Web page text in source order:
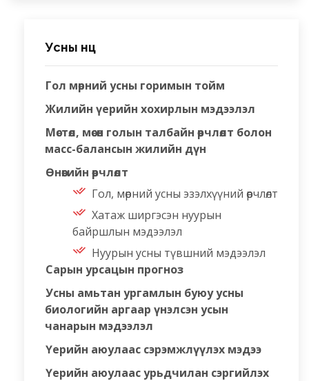
Усны нөөц
Гол мөрний усны горимын тойм
Жилийн үерийн хохирлын мэдээлэл
Мөстөл, мөсөн голын талбайн өөрчлөлт болон
масс-балансын жилийн дүн
Өнөөгийн өөрчлөлт
Гол, мөрний усны эзэлхүүний өөрчлөлт
Хатаж ширгэсэн нуурын
байршлын мэдээлэл
Нуурын усны түвшний мэдээлэл
Сарын урсацын прогноз
Усны амьтан ургамлын буюу усны
биологийн аргаар үнэлсэн усын
чанарын мэдээлэл
Үерийн аюулаас сэрэмжлүүлэх мэдээ
Үерийн аюулаас урьдчилан сэргийлэх